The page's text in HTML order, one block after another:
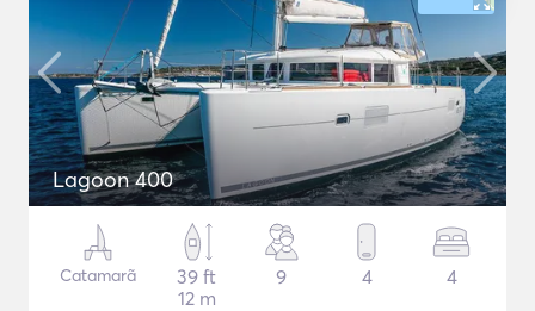
Lagoon 400
Catamarã
39 ft
12 m
9 4 4